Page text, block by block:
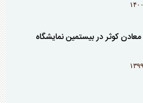
کوثر در بیستمین نمایشگاه